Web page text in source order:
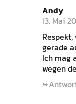
Andy
13. Mai
gerade
Ich mag
wegen